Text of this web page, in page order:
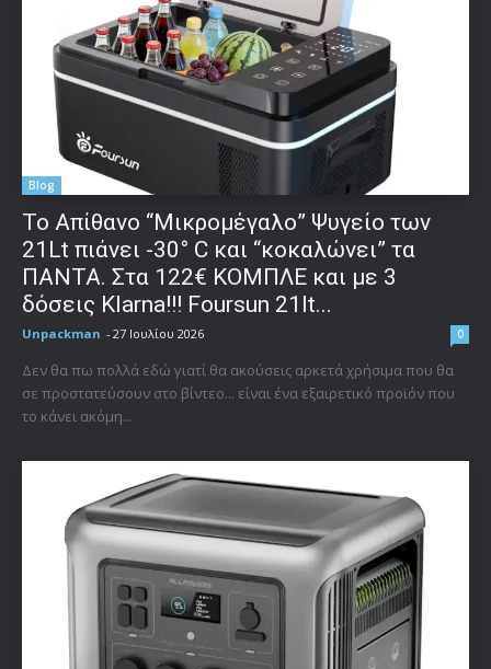
Blog
Το Απίθανο “Μικρομέγαλο” Ψυγείο των
21Lt πιάνει -30° C και “κοκαλώνει” τα
ΠΑΝΤΑ. Στα 122€ ΚΟΜΠΛΕ και με 3
δόσεις Klarna!!! Foursun 21lt...
Unpackman - 27 Ιουλίου 2026 0
Δεν θα πω πολλά εδώ γιατί θα ακούσεις αρκετά χρήσιμα που θα
σε προστατεύσουν στο βίντεο... είναι ένα εξαιρετικό προϊόν που
το κάνει ακόμη...